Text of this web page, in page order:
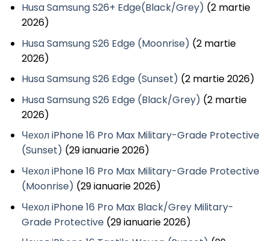
Husa Samsung S26+ Edge(Black/Grey) (2 martie
2026)
Husa Samsung S26 Edge (Moonrise) (2 martie
2026)
Husa Samsung S26 Edge (Sunset) (2 martie 2026)
Husa Samsung S26 Edge (Black/Grey) (2 martie
2026)
Чехол iPhone 16 Pro Max Military-Grade Protective
(Sunset) (29 ianuarie 2026)
Чехол iPhone 16 Pro Max Military-Grade Protective
(Moonrise) (29 ianuarie 2026)
Чехол iPhone 16 Pro Max Black/Grey Military-
Grade Protective (29 ianuarie 2026)